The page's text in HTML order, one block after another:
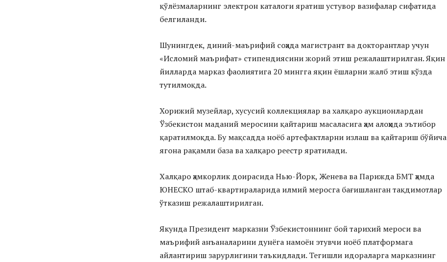
қўлёзмаларнинг электрон каталоги яратиш устувор вазифалар сифатида
белгиланди.
Шунингдек, диний-маърифий соҳада магистрант ва докторантлар учун
«Исломий маърифат» стипендиясини жорий этиш режалаштирилган. Яқин
йилларда марказ фаолиятига 20 мингга яқин ёшларни жалб этиш кўзда
тутилмоқда.
Хорижий музейлар, хусусий коллекциялар ва халқаро аукционлардан
Ўзбекистон маданий меросини қайтариш масаласига ҳам алоҳида эътибор
қаратилмоқда. Бу мақсадда ноёб артефактларни излаш ва қайтариш бўйича
ягона рақамли база ва халқаро реестр яратилади.
Халқаро ҳамкорлик доирасида Нью-Йорк, Женева ва Парижда БМТ ҳамда
ЮНЕСКО штаб-квартираларида илмий меросга бағишланган тақдимотлар
ўтказиш режалаштирилган.
Якунда Президент марказни Ўзбекистоннинг бой тарихий мероси ва
маърифий анъаналарини дунёга намоён этувчи ноёб платформага
айлантириш зарурлигини таъкидлади. Тегишли идораларга марказнинг